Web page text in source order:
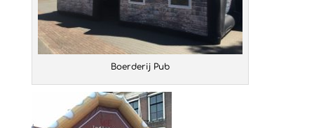
Boerderij Pub